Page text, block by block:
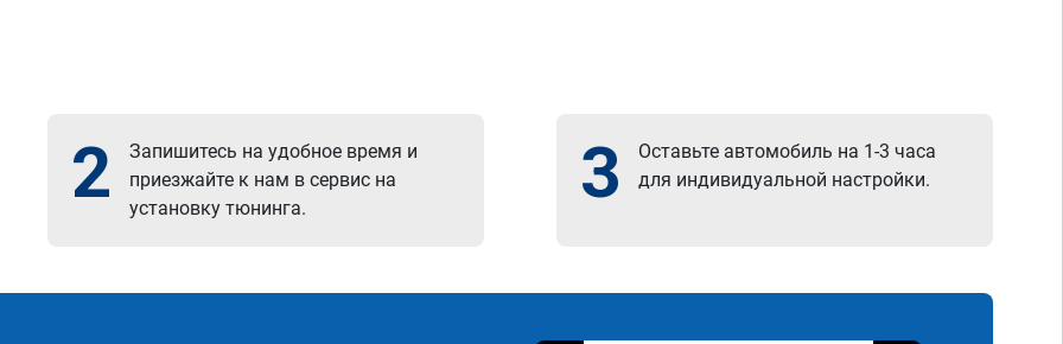
2
Запишитесь на удобное время и
приезжайте к нам в сервис на
установку тюнинга.
3
Оставьте автомобиль на 1-3 часа
для индивидуальной настройки.